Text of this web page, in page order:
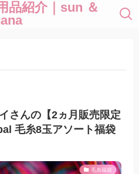
品紹介｜sun ＆
さんの【2ヵ月販売限定
毛糸8玉アソート福袋
毛糸福袋